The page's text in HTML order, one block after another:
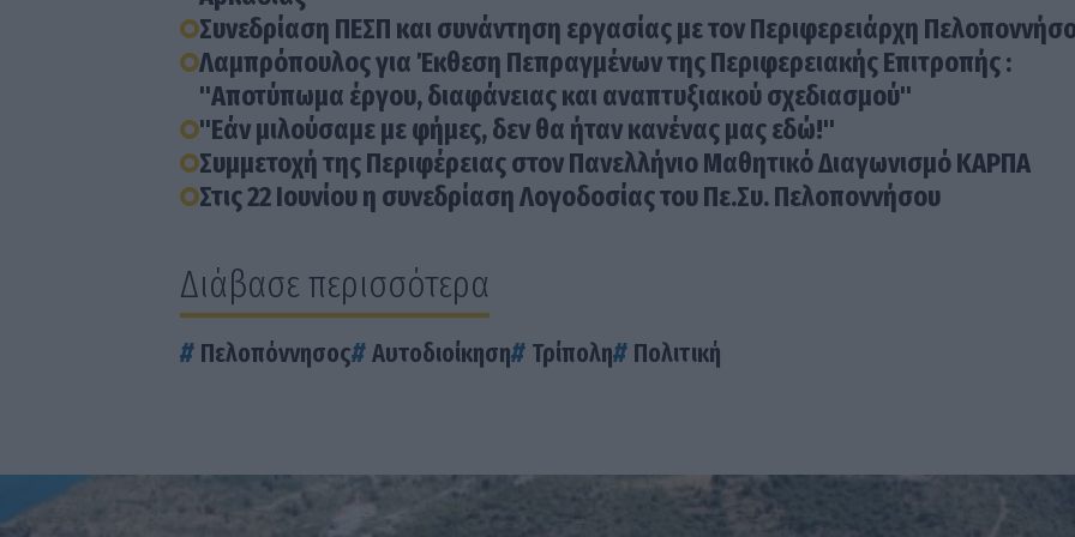
Συνεδρίαση ΠΕΣΠ και συνάντηση εργασίας με τον Περιφερειάρχη
Λαμπρόπουλος για Έκθεση Πεπραγμένων της Περιφερειακής Επιτροπής :
"Αποτύπωμα έργου, διαφάνειας και αναπτυξιακού σχεδιασμού"
"Eάν μιλούσαμε με φήμες, δεν θα ήταν κανένας μας εδώ!"
Συμμετοχή της Περιφέρειας στον Πανελλήνιο Μαθητικό Διαγωνισμό ΚΑΡΠΑ
Στις 22 Ιουνίου η συνεδρίαση Λογοδοσίας του Πε.Συ. Πελοποννήσου
Διάβασε περισσότερα
Πελοπόννησος Αυτοδιοίκηση Τρίπολη Πολιτική